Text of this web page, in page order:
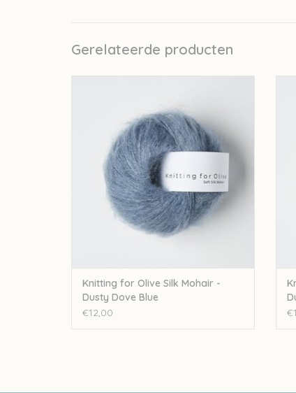
Gerelateerde producten
TOEVOEGEN AAN WINKELWAGEN
Knitting for Olive Silk Mohair -
Dusty Dove Blue
€12,00